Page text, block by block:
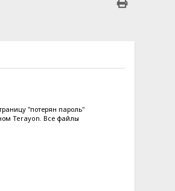
"потерян пароль"
Terayon. Все файлы